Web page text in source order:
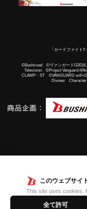
このウェブサイ
This site uses cookies.
全て許可
「カードファイト
©Bushiroad ©ヴァンガードG2016
Television ©Project Vanguard if/
CLAMP・ST ©VANGUARD
Divinez Character